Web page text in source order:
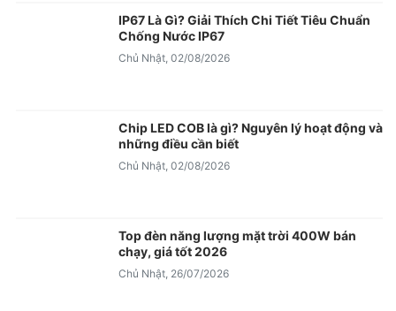
IP67 Là Gì? Giải Thích Chi Tiết Tiêu Chuẩn
Chống Nước IP67
Chủ Nhật, 02/08/2026
Chip LED COB là gì? Nguyên lý hoạt động và
những điều cần biết
Chủ Nhật, 02/08/2026
Top đèn năng lượng mặt trời 400W bán
chạy, giá tốt 2026
Chủ Nhật, 26/07/2026